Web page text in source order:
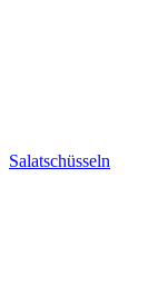
Salatschüsseln